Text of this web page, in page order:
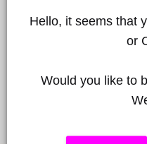
Hello, it seems that
or
Would you like to